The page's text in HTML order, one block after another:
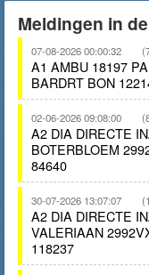
Meldingen in
07-08-2026 00:00:32
A1 AMBU 18197
BARDRT BON
02-06-2026 09:08:00
A2 DIA DIRECTE
BOTERBLOEM
84640
30-07-2026 13:07:07
A2 DIA DIRECTE
VALERIAAN
118237